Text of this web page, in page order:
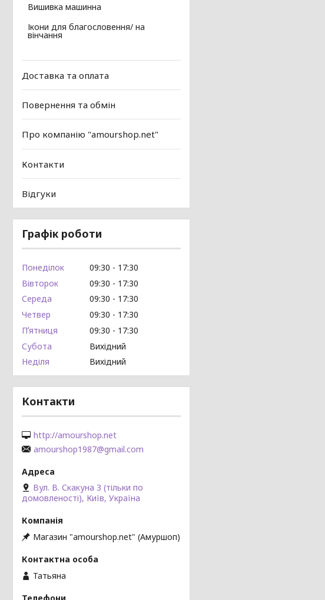
Вишивка машинна
Ікони для благословення/ на
вінчання
Доставка та оплата
Повернення та обмін
Про компанію "amourshop.net"
Контакти
Відгуки
Графік роботи
Понеділок 09:30
17:30
Вівторок
09:30
17:30
Середа
09:30
17:30
Четвер
09:30
17:30
Пʼятниця
09:30
17:30
Субота
Вихідний
Неділя
Вихідний
Контакти
http://amourshop.net
amourshop1987@gmail.com
Вул. В. Скакуна 3 (тільки по
домовленості), Київ, Україна
Магазин "amourshop.net" (Амуршоп)
Татьяна